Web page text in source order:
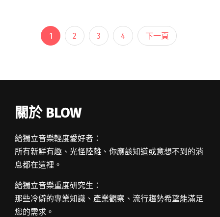
"【金曲35】阿哼：金曲的Flow不是楊乃文的
《Flow》，斷裂的Flow才是金曲的Flow。"
1 2 3 4 下一頁
關於 BLOW
給獨立音樂輕度愛好者：
所有新鮮有趣、光怪陸離、你應該知道或意想不到的消
息都在這裡。
給獨立音樂重度研究生：
那些冷僻的專業知識、產業觀察、流行趨勢希望能滿足
您的需求。